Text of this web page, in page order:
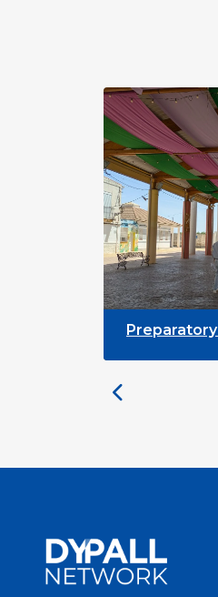
Preparatory
Development